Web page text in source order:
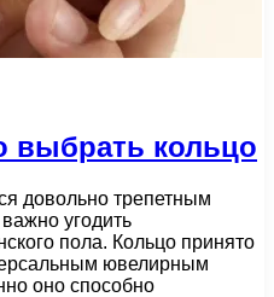
выбрать кольцо
довольно трепетным
угодить
пола. Кольцо принято
ювелирным
оно способно